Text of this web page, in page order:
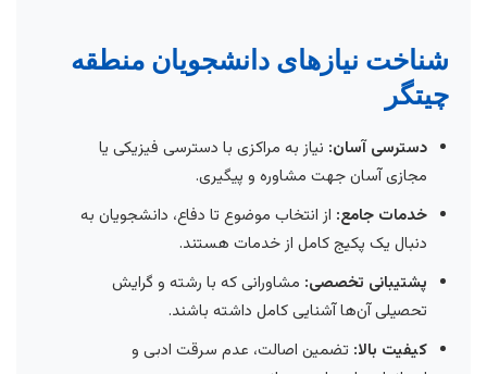
شناخت نیازهای دانشجویان منطقه
چیتگر
دسترسی آسان: نیاز به مراکزی با دسترسی فیزیکی یا
مجازی آسان جهت مشاوره و پیگیری.
خدمات جامع: از انتخاب موضوع تا دفاع، دانشجویان به
دنبال یک پکیج کامل از خدمات هستند.
پشتیبانی تخصصی: مشاورانی که با رشته و گرایش
تحصیلی آن‌ها آشنایی کامل داشته باشند.
کیفیت بالا: تضمین اصالت، عدم سرقت ادبی و